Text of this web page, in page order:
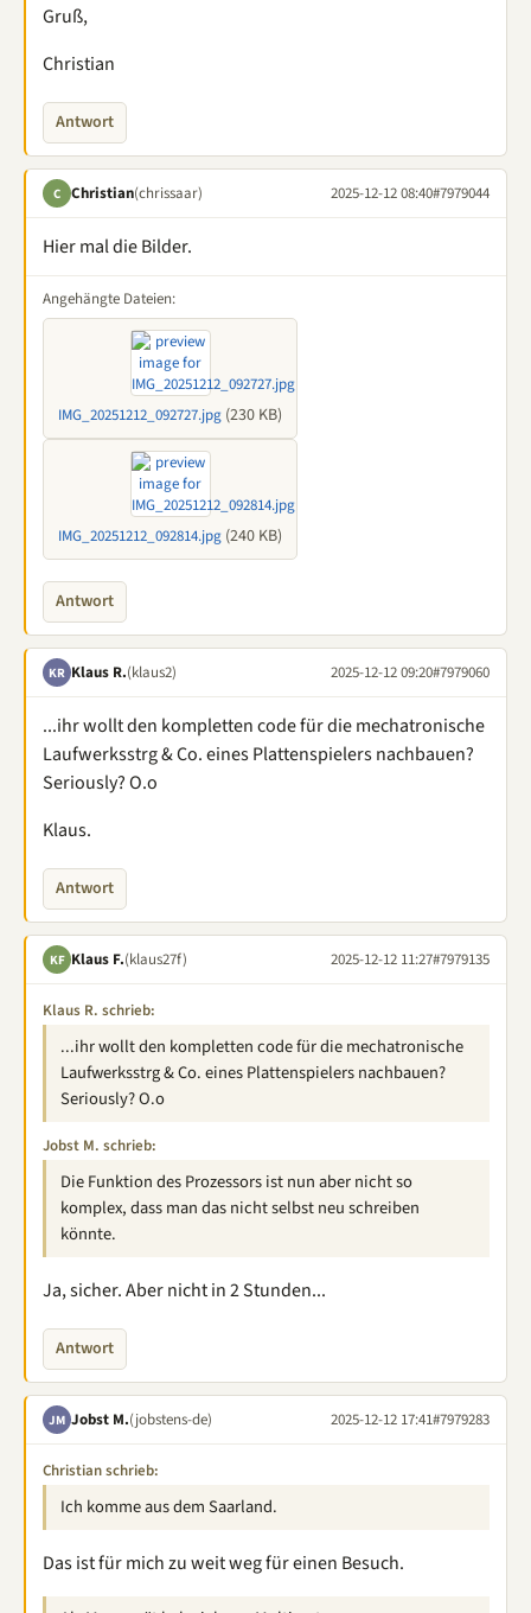
Gruß,
Christian
Antwort
C Christian(chrissaar) 2025-12-12 08:40#7979044
Hier mal die Bilder.
Angehängte Dateien:
IMG_20251212_092727.jpg (230 KB)
IMG_20251212_092814.jpg (240 KB)
Antwort
KR Klaus R.(klaus2) 2025-12-12 09:20#7979060
...ihr wollt den kompletten code für die mechatronische
Laufwerksstrg & Co. eines Plattenspielers nachbauen?
Seriously? O.o
Klaus.
Antwort
KF Klaus F.(klaus27f) 2025-12-12 11:27#7979135
Klaus R. schrieb:
...ihr wollt den kompletten code für die mechatronische
Laufwerksstrg & Co. eines Plattenspielers nachbauen?
Seriously? O.o
Jobst M. schrieb:
Die Funktion des Prozessors ist nun aber nicht so
komplex, dass man das nicht selbst neu schreiben
könnte.
Ja, sicher. Aber nicht in 2 Stunden...
Antwort
JM Jobst M.(jobstens-de) 2025-12-12 17:41#7979283
Christian schrieb:
Ich komme aus dem Saarland.
Das ist für mich zu weit weg für einen Besuch.